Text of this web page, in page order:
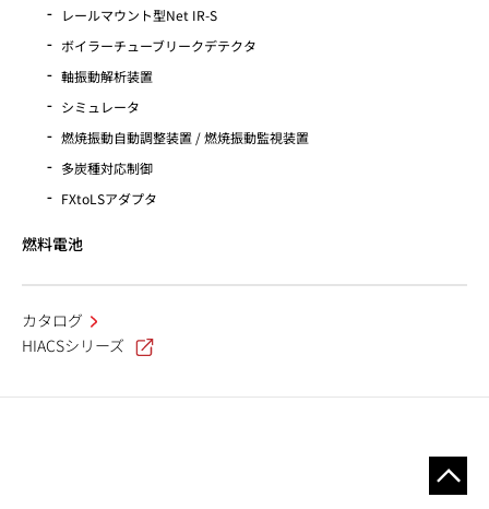
レールマウント型Net IR-S
ボイラーチューブリークデテクタ
軸振動解析装置
シミュレータ
燃焼振動自動調整装置 / 燃焼振動監視装置
多炭種対応制御
FXtoLSアダプタ
燃料電池
カタログ
HIACSシリーズ